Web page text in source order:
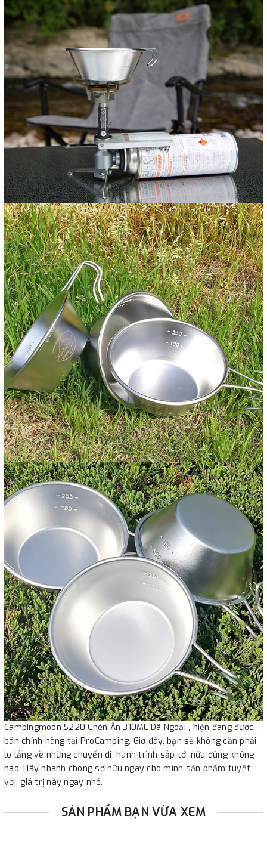
Campingmoon S220 Chén Ăn 310ML Dã Ngoại , hiện đang được
bán chính hãng tại ProCamping. Giờ đây, bạn sẽ không cần phải
lo lắng về những chuyến đi, hành trình sắp tới nữa đúng không
nào. Hãy nhanh chóng sở hữu ngay cho mình sản phẩm tuyệt
vời, giá trị này ngay nhé.
SẢN PHẨM BẠN VỪA XEM